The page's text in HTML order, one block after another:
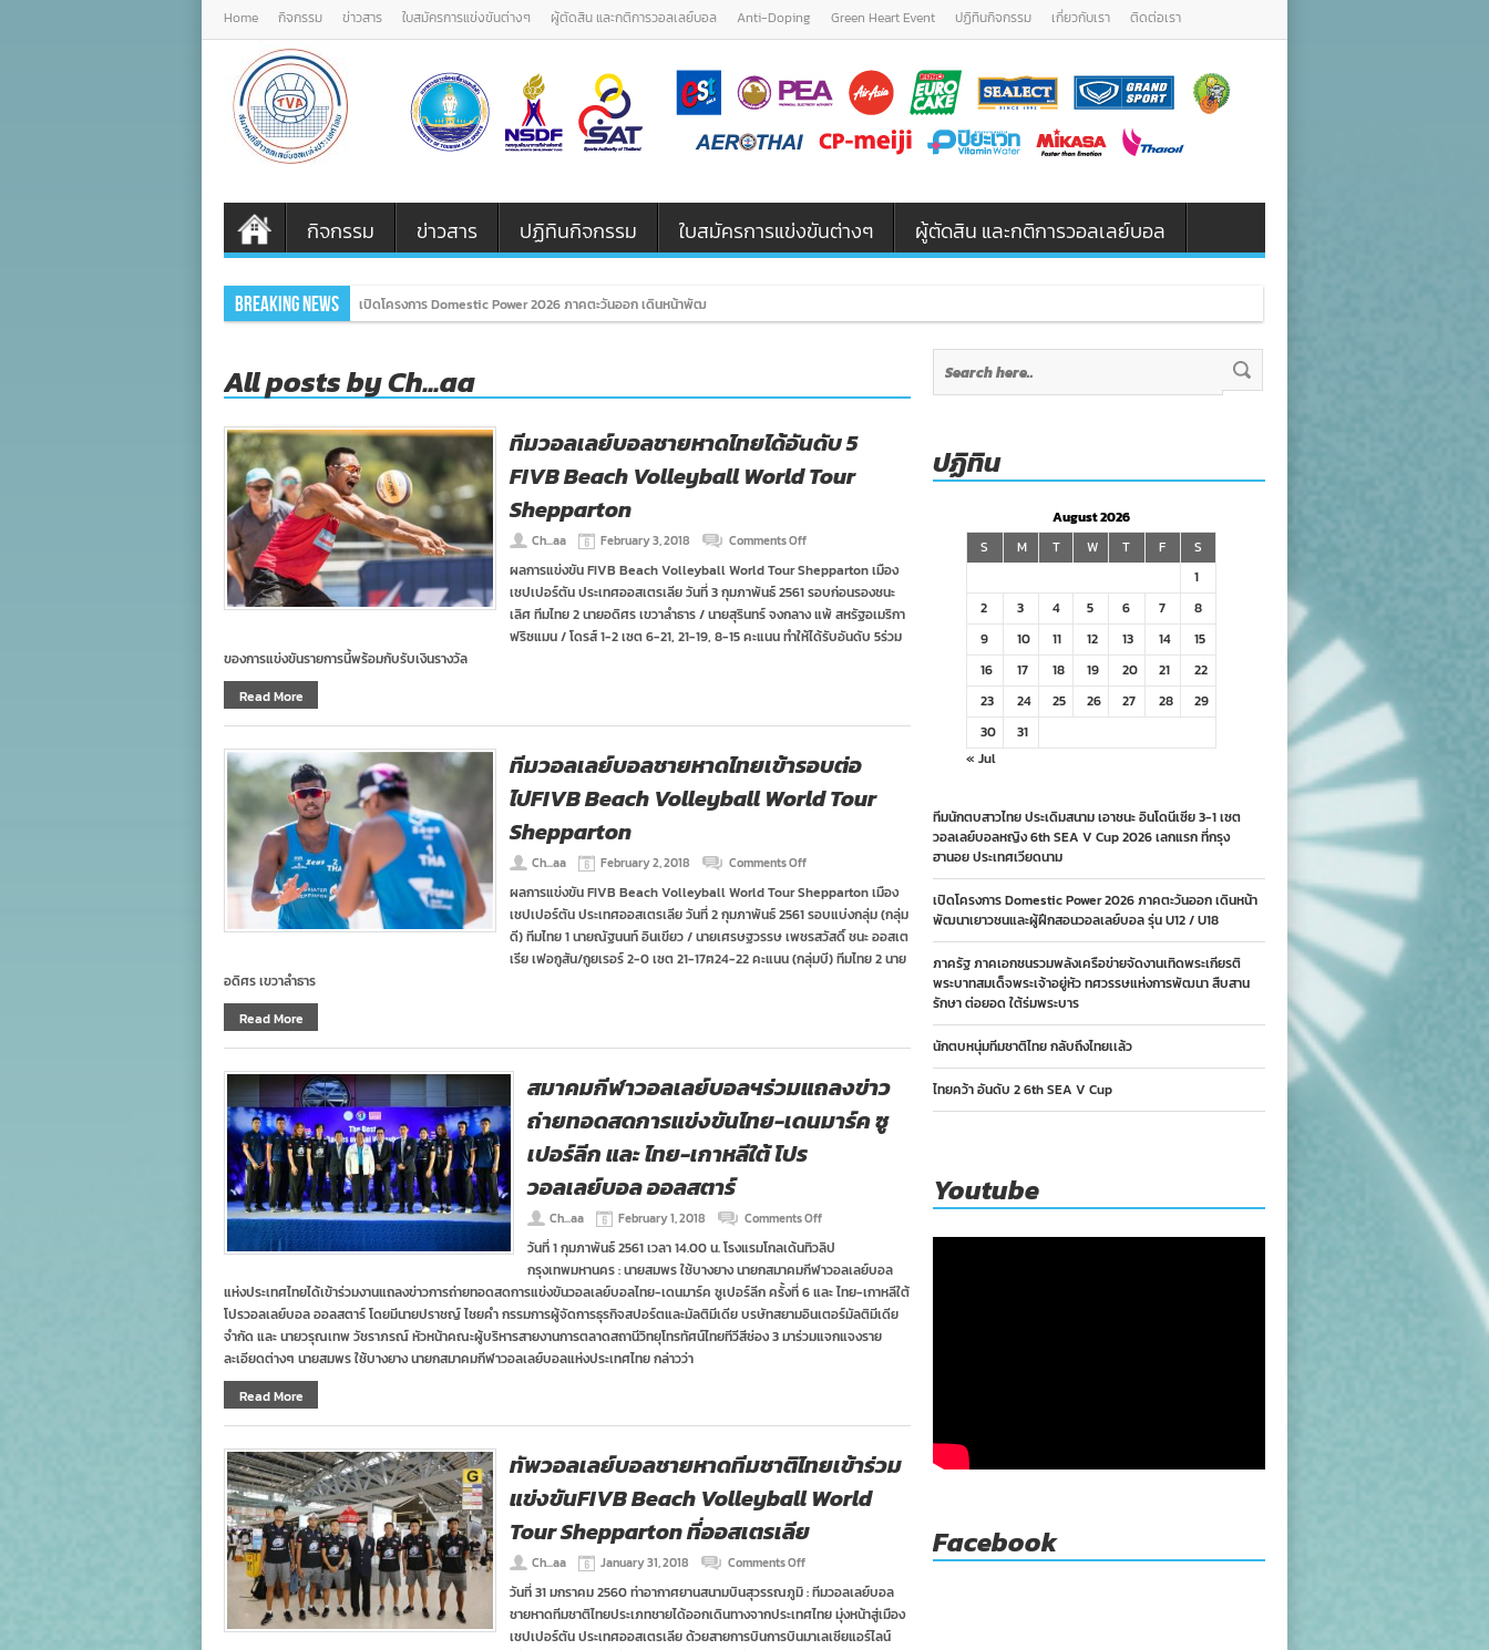
Home กิจกรรม ข่าวสาร ใบสมัครการแข่งขันต่างๆ ผู้ตัดสิน และกติการวอลเลย์บอล Anti-Doping Green Heart Event ปฏิทินกิจกรรม เกี่ยวกับเรา ติดต่อเรา
กิจกรรม ข่าวสาร ปฏิทินกิจกรรม ใบสมัครการแข่งขันต่างๆ ผู้ตัดสิน และกติการวอลเลย์บอล
Breaking News เปิดโครงการ Domestic Power 2026 ภาคตะวันออก เดินหน้าพัฒนาเยาวชนและผู้ฝึกสอนวอลเลย์บอล รุ่น U12 / U18
All posts by Ch...aa
ทีมวอลเลย์บอลชายหาดไทยได้อันดับ 5
FIVB Beach Volleyball World Tour
Shepparton
Ch...aa February 3, 2018 Comments Offon
วอลเลย์บอล
ชายหาด
ไทย
ได้
อันดับ
Shepparton
ผลการแข่งขัน FIVB Beach Volleyball World Tour Shepparton เมือง
เชปเปอร์ตัน ประเทศออสเตรเลีย วันที่ 3 กุมภาพันธ์ 2561 รอบก่อนรองชนะ
เลิศ ทีมไทย 2 นายอดิศร เขวาลำธาร / นายสุรินทร์ จงกลาง แพ้ สหรัฐอเมริกา
ฟริซแมน / โดรส์ 1-2 เซต 6-21, 21-19, 8-15 คะแนน ทำให้ได้รับอันดับ 5ร่วม
ของการแข่งขันรายการนี้พร้อมกับรับเงินรางวัล
Read More
ทีมวอลเลย์บอลชายหาดไทยเข้ารอบต่อ
ไปFIVB Beach Volleyball World Tour
Shepparton
Ch...aa February 2, 2018 Comments Offon
วอลเลย์บอล
ชายหาด
ไทย
เข้า
รอบ
Shepparton
ผลการแข่งขัน FIVB Beach Volleyball World Tour Shepparton เมือง
เชปเปอร์ตัน ประเทศออสเตรเลีย วันที่ 2 กุมภาพันธ์ 2561 รอบแบ่งกลุ่ม (กลุ่ม
ดี) ทีมไทย 1 นายณัฐนนท์ อินเขียว / นายเศรษฐวรรษ เพชรสวัสดิ์ ชนะ ออสเต
เรีย เฟอกูสัน/กูยเรอร์ 2-0 เซต 21-17ฅ24-22 คะแนน (กลุ่มบี) ทีมไทย 2 นาย
อดิศร เขวาลำธาร
Read More
สมาคมกีฬาวอลเลย์บอลฯร่วมแถลงข่าว
ถ่ายทอดสดการแข่งขันไทย-เดนมาร์ค ซู
เปอร์ลีก และ ไทย-เกาหลีใต้ โปร
วอลเลย์บอล ออลสตาร์
Ch...aa February 1, 2018 Comments Offon
กีฬา
วอลเลย์
บอลฯ
แถลง
ข่าว
ไทย-
ซู
ลีก
วอลเลย์บอล
ลส
ตาร์
วันที่ 1 กุมภาพันธ์ 2561 เวลา 14.00 น. โรงแรมโกลเด้นทิวลิป
กรุงเทพมหานคร : นายสมพร ใช้บางยาง นายกสมาคมกีฬาวอลเลย์บอล
แห่งประเทศไทยได้เข้าร่วมงานแถลงข่าวการถ่ายทอดสดการแข่งขันวอลเลย์บอลไทย-เดนมาร์ค ซูเปอร์ลีก ครั้งที่ 6 และ ไทย-เกาหลีใต้
โปรวอลเลย์บอล ออลสตาร์ โดยมีนายปราชญ์ ไชยคำ กรรมการผู้จัดการธุรกิจสปอร์ตและมัลติมีเดีย บรษัทสยามอินเตอร์มัลติมีเดีย
จำกัด และ นายวรุณเทพ วัชราภรณ์ หัวหน้าคณะผู้บริหารสายงานการตลาดสถานีวิทยุโทรทัศน์ไทยทีวีสีช่อง 3 มาร่วมแจกแจงราย
ละเอียดต่างๆ นายสมพร ใช้บางยาง นายกสมาคมกีฬาวอลเลย์บอลแห่งประเทศไทย กล่าวว่า
Read More
ทัพวอลเลย์บอลชายหาดทีมชาติไทยเข้าร่วม
แข่งขันFIVB Beach Volleyball World
Tour Shepparton ที่ออสเตรเลีย
Ch...aa January 31, 2018 Comments Offon
วอลเลย์บอล
ชายหาด
ทีม
วันที่ 31 มกราคม 2560 ท่าอากาศยานสนามบินสุวรรณภูมิ : ทีมวอลเลย์บอล
ชายหาดทีมชาติไทยประเภทชายได้ออกเดินทางจากประเทศไทย มุ่งหน้าสู่เมือง
เชปเปอร์ตัน ประเทศออสเตรเลีย ด้วยสายการบินการบินมาเลเซียแอร์ไลน์
ปฏิทิน
August 2026
S
M T W T F
S
1
2
3 4 5 6 7
8
9
10 11 12 13 14
15
16
17 18 19 20 21
22
23
24 25 26 27 28
29
30
31
« Jul
ทีมนักตบสาวไทย ประเดิมสนาม เอาชนะ อินโดนีเซีย 3-1 เซต
วอลเลย์บอลหญิง 6th SEA V Cup 2026 เลกแรก ที่กรุง
ฮานอย ประเทศเวียดนาม
เปิดโครงการ Domestic Power 2026 ภาคตะวันออก เดินหน้า
พัฒนาเยาวชนและผู้ฝึกสอนวอลเลย์บอล รุ่น U12 / U18
ภาครัฐ ภาคเอกชนรวมพลังเครือข่ายจัดงานเทิดพระเกียรติ
พระบาทสมเด็จพระเจ้าอยู่หัว ทศวรรษแห่งการพัฒนา สืบสาน
รักษา ต่อยอด ใต้ร่มพระบาร
นักตบหนุ่มทีมชาติไทย กลับถึงไทยเเล้ว
ไทยคว้า อันดับ 2 6th SEA V Cup
Youtube
Facebook